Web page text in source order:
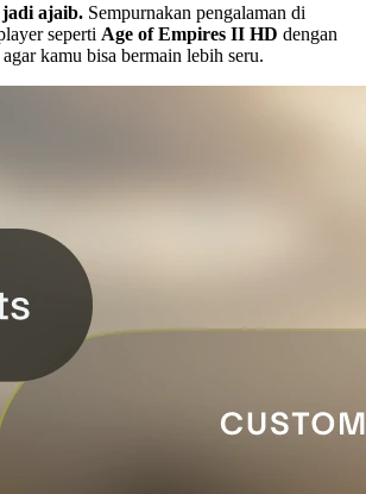
ajaib. Sempurnakan pengalaman di
seperti Age of Empires II HD dengan
kamu bisa bermain lebih seru.